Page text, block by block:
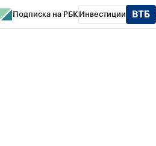
Подписка на РБК Инвестиции